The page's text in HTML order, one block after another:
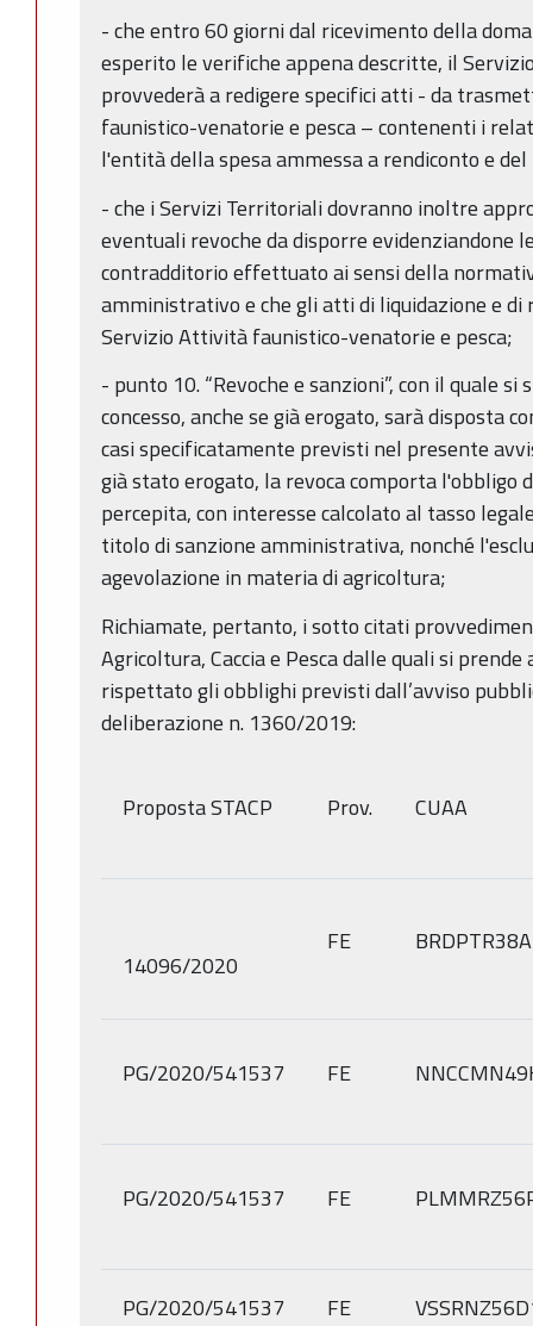
- che entro 60 giorni dal ricevimento della
esperito le verifiche appena descritte, il
provvederà a redigere specifici atti - da
faunistico-venatorie e pesca – contenenti i
l'entità della spesa ammessa a rendiconto e
- che i Servizi Territoriali dovranno inoltre
eventuali revoche da disporre evidenziandone
contradditorio effettuato ai sensi della
amministrativo e che gli atti di liquidazione e di
Servizio Attività faunistico-venatorie e pesca;
- punto 10. “Revoche e sanzioni”, con il quale
concesso, anche se già erogato, sarà disposta
casi specificatamente previsti nel presente
già stato erogato, la revoca comporta l'obbligo
percepita, con interesse calcolato al tasso
titolo di sanzione amministrativa, nonché
agevolazione in materia di agricoltura;
Richiamate, pertanto, i sotto citati
Agricoltura, Caccia e Pesca dalle quali si
rispettato gli obblighi previsti dall’avviso
deliberazione n. 1360/2019:
Proposta STACP Prov. CUAA
14096/2020
FE
PG/2020/541537 FE
PG/2020/541537 FE
PG/2020/541537 FE